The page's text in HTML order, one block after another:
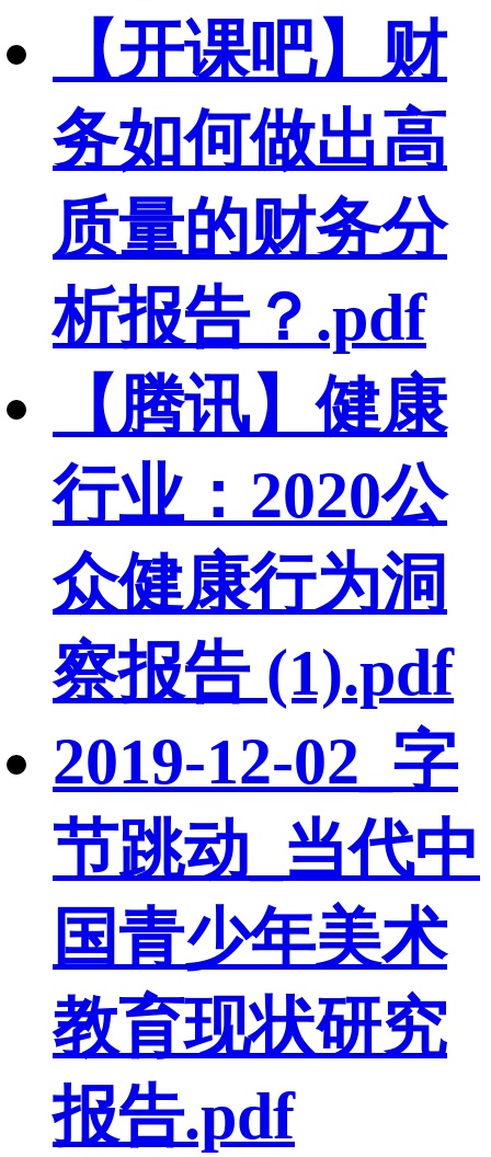
【开课吧】财
务如何做出高
质量的财务分
析报告？.pdf
【腾讯】健康
行业：2020公
众健康行为洞
察报告 (1).pdf
2019-12-02_字
节跳动_当代中
国青少年美术
教育现状研究
报告.pdf